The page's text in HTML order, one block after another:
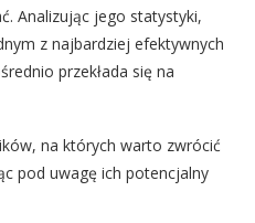
Analizując jego statystyki,
z najbardziej efektywnych
przekłada się na
na których warto zwrócić
pod uwagę ich potencjalny